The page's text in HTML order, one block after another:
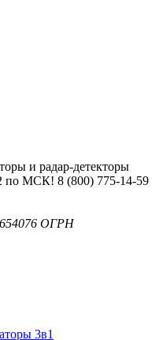
по МСК! 8 (800) 775-14-59
ОГРН
3в1